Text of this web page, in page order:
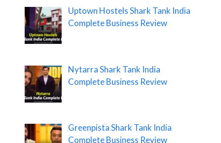
Uptown Hostels Shark Tank India
Complete Business Review
Nytarra Shark Tank India
Complete Business Review
Greenpista Shark Tank India
Complete Business Review